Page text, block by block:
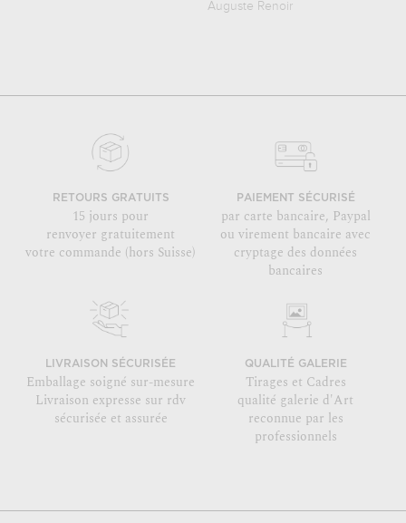
Auguste Renoir
RETOURS GRATUITS
15 jours pour
renvoyer gratuitement
votre commande (hors Suisse)
PAIEMENT SÉCURISÉ
par carte bancaire, Paypal
ou virement bancaire avec
cryptage des données
bancaires
LIVRAISON SÉCURISÉE
Emballage soigné sur-mesure
Livraison expresse sur rdv
sécurisée et assurée
QUALITÉ GALERIE
Tirages et Cadres
qualité galerie d'Art
reconnue par les
professionnels